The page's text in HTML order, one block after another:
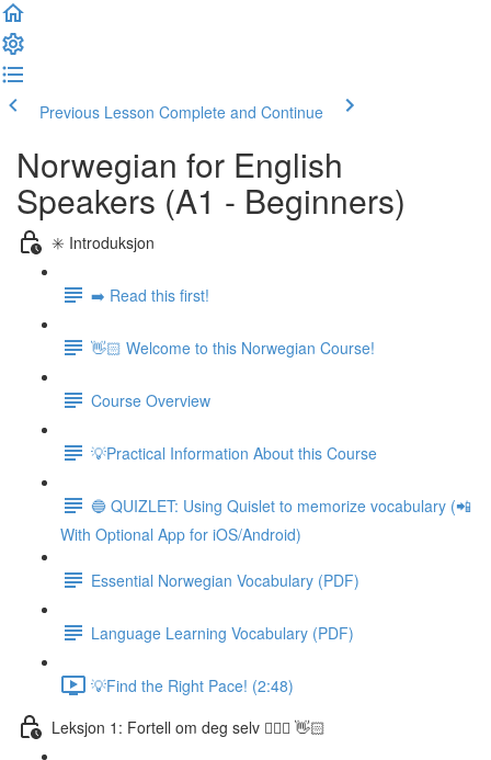
Previous Lesson Complete and Continue
Norwegian for English
Speakers (A1 - Beginners)
✳️ Introduksjon
➡️ Read this first!
👋🏻 Welcome to this Norwegian Course!
Course Overview
💡Practical Information About this Course
🔵 QUIZLET: Using Quislet to memorize vocabulary (📲
With Optional App for iOS/Android)
Essential Norwegian Vocabulary (PDF)
Language Learning Vocabulary (PDF)
💡Find the Right Pace! (2:48)
Leksjon 1: Fortell om deg selv 🙋🏽‍♀️ 👋🏻